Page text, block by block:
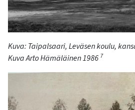
Kuva:Taipalsaari, Leväsen koulu,
Kuva Arto Hämäläinen 1986 7